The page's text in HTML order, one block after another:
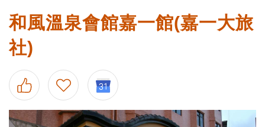
和風溫泉會館嘉一館(嘉一大旅
社)